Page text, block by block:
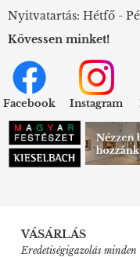
Nyitvatartás: Hétfő -
Kövessen minket!
Facebook Instagram
VÁSÁRLÁS
Eredetiségigazolás minden